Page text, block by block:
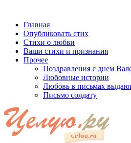
Главная
Опубликовать стих
Стихи о любви
Ваши стихи и признания
Прочее
Поздравления с днем
Любовные истории
Любовь в письмах
Письмо солдату